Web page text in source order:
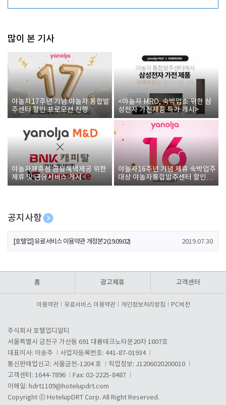
많이 본 기사
야놀자17주년 기념 야놀자 통합발
주센터 할인 프로모션 진행
<야놀자 MRO, 숙박업소 위한 삼
성전자 가전제품 특가 개시>
야놀자제휴점 금융혜택제공 위한
제휴 및 금융서비스 게시
야놀자16주년 기념 제휴 숙박업주
대상 야놀자통합발주센터 할인쿠
폰 증정
공지사항
[호텔업] 개인정보 처리방침 개정본1 (19.09.02)
[호텔업] 유료서비스 이용약관 개정본2 (19.09.02) 2019.07.30
홈 광고제휴 고객센터
이용약관 유료서비스 이용약관 개인정보처리방침 PC버전
주식회사 호텔업디알티
서울특별시 금천구 가산동 691 대륭테크노타운20차 1807호
대표이사: 이송주
사업자등록번호: 441-87-01934
통신판매업신고: 서울금천-1204 호
직업정보: J1206020200010
고객센터: 1644-7896
Fax: 02-2225-8487
이메일: hdrt1109@hotelupdrt.com
Copyright ⓒ HotelupDRT Corp. All Right Reserved.